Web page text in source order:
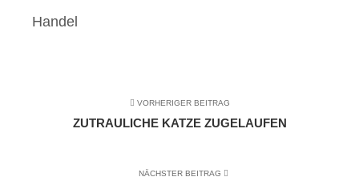
Handel
VORHERIGER BEITRAG
ZUTRAULICHE KATZE ZUGELAUFEN
NÄCHSTER BEITRAG